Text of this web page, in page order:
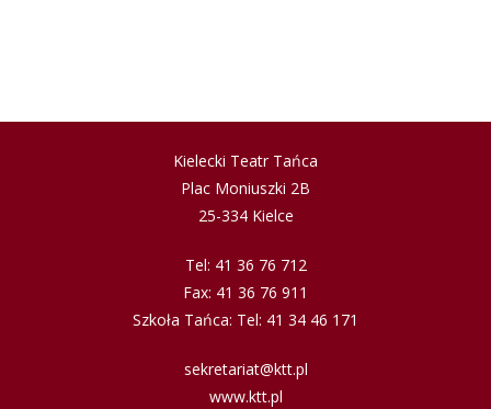
Kielecki Teatr Tańca
Plac Moniuszki 2B
25-334 Kielce
Tel: 41 36 76 712
Fax: 41 36 76 911
Szkoła Tańca: Tel: 41 34 46 171
sekretariat@ktt.pl
www.ktt.pl